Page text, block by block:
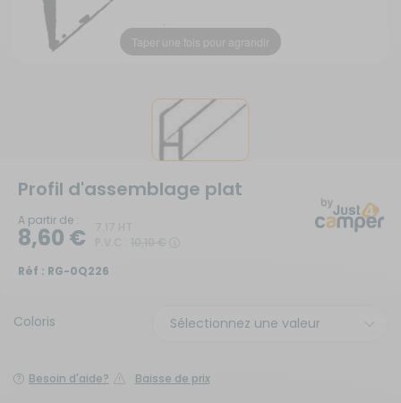
Taper une fois pour agrandir
Profil d'assemblage plat
A partir de :
8,60 €
Réf : RG-0Q226
Coloris
Besoin d'aide? Baisse de prix